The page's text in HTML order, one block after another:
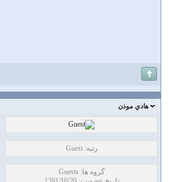
هادي موذن
رتبه: Guest
گروه ها: Guests